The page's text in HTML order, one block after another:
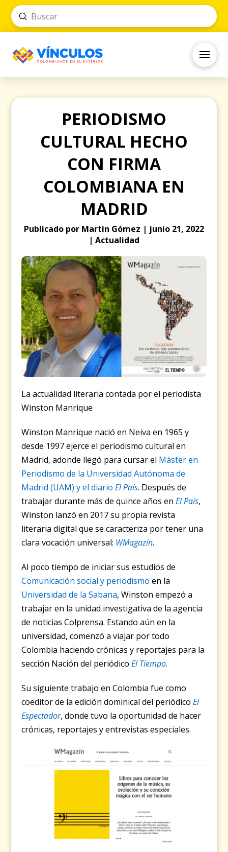
Search
Submit
PERIODISMO
CULTURAL HECHO
CON FIRMA
COLOMBIANA EN
MADRID
Publicado por Martín Gómez | junio 21, 2022
| Actualidad
La actualidad literaria contada por el periodista
Winston Manrique
Winston Manrique nació en Neiva en 1965 y
desde 1997 ejerce el periodismo cultural en
Madrid, adonde llegó para cursar el Máster en
Periodismo de la Universidad Autónoma de
Madrid (UAM) y el diarioEl País. Después de
trabajar durante más de quince años enEl País,
Winston lanzó en 2017 su propia revista
literaria digital que se caracteriza por tener una
clara vocación universal: WMagazín.
Al poco tiempo de iniciar sus estudios de
Comunicación social y periodismo en la
Universidad de la Sabana, Winston empezó a
trabajar en la unidad investigativa de la agencia
de noticias Colprensa. Estando aún en la
universidad, comenzó a viajar por todo
Colombia haciendo crónicas y reportajes para la
sección Nación del periódicoEl Tiempo.
Su siguiente trabajo en Colombia fue como
coeditor de la edición dominical del periódicoEl
Espectador, donde tuvo la oportunidad de hacer
crónicas, reportajes y entrevistas especiales.